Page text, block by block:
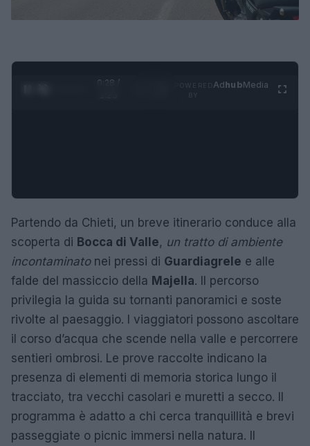
0:29 /
AdhubMedia
Partendo da Chieti, un breve itinerario conduce alla
scoperta di Bocca di Valle, un tratto di ambiente
incontaminatonei pressi di Guardiagrele e alle
falde del massiccio della Majella. Il percorso
privilegia la guida su tornanti panoramici e soste
rivolte al paesaggio. I viaggiatori possono ascoltare
il corso d’acqua che scende nella valle e percorrere
sentieri ombrosi. Le prove raccolte indicano la
presenza di elementi di memoria storica lungo il
tracciato, tra vecchi casolari e muretti a secco. Il
programma è adatto a chi cerca tranquillità e brevi
passeggiate o picnic immersi nella natura. Il